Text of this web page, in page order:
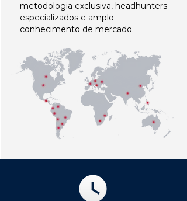
metodologia exclusiva, headhunters
especializados e amplo
conhecimento de mercado.